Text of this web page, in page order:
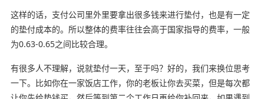
这样的话，支付公司里外里要拿出很多钱来进行垫付，也是有一定
的垫付成本的。所以整体的费率往往会高于国家指导的费率，一般
为0.63-0.65之间比较合理。
有很多人不理解，说就垫付一天，至于吗？好的，我们来换位思考
一下。比如你在一家饭店工作，你的老板让你去买菜，但是每次都